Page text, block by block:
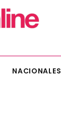
NACIONALES